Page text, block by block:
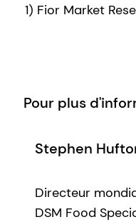
1) Fior Market
Pour plus
Stephen
Directeur
DSM Food